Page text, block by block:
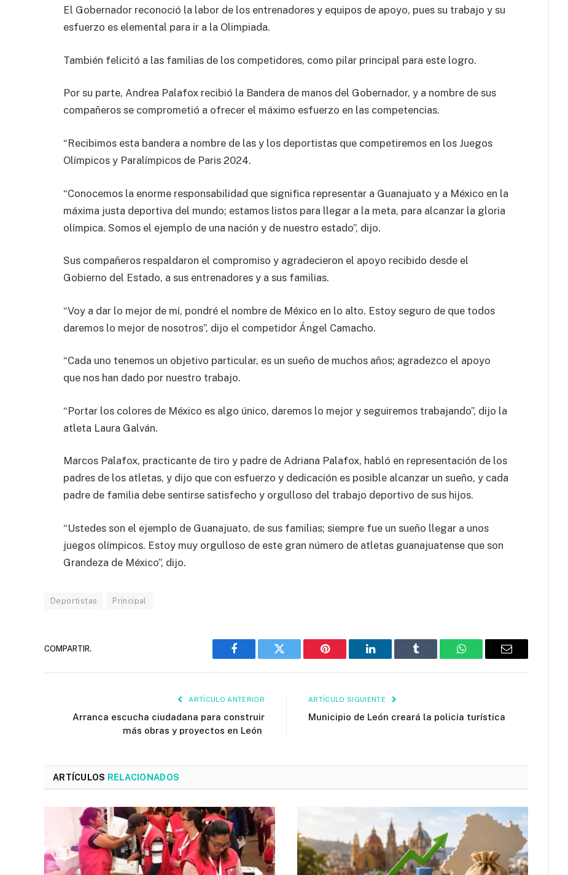
El Gobernador reconoció la labor de los entrenadores y equipos de apoyo, pues su trabajo y su
esfuerzo es elemental para ir a la Olimpiada.
También felicitó a las familias de los competidores, como pilar principal para este logro.
Por su parte, Andrea Palafox recibió la Bandera de manos del Gobernador, y a nombre de sus
compañeros se comprometió a ofrecer el máximo esfuerzo en las competencias.
“Recibimos esta bandera a nombre de las y los deportistas que competiremos en los Juegos
Olímpicos y Paralímpicos de Paris 2024.
“Conocemos la enorme responsabilidad que significa representar a Guanajuato y a México en la
máxima justa deportiva del mundo; estamos listos para llegar a la meta, para alcanzar la gloria
olímpica. Somos el ejemplo de una nación y de nuestro estado”, dijo.
Sus compañeros respaldaron el compromiso y agradecieron el apoyo recibido desde el
Gobierno del Estado, a sus entrenadores y a sus familias.
“Voy a dar lo mejor de mí, pondré el nombre de México en lo alto. Estoy seguro de que todos
daremos lo mejor de nosotros”, dijo el competidor Ángel Camacho.
“Cada uno tenemos un objetivo particular, es un sueño de muchos años; agradezco el apoyo
que nos han dado por nuestro trabajo.
“Portar los colores de México es algo único, daremos lo mejor y seguiremos trabajando”, dijo la
atleta Laura Galván.
Marcos Palafox, practicante de tiro y padre de Adriana Palafox, habló en representación de los
padres de los atletas, y dijo que con esfuerzo y dedicación es posible alcanzar un sueño, y cada
padre de familia debe sentirse satisfecho y orgulloso del trabajo deportivo de sus hijos.
“Ustedes son el ejemplo de Guanajuato, de sus familias; siempre fue un sueño llegar a unos
juegos olímpicos. Estoy muy orgulloso de este gran número de atletas guanajuatense que son
Grandeza de México”, dijo.
Deportistas Principal
COMPARTIR.
Facebook Twitter Pinterest LinkedIn Tumblr WhatsAppEmail
ARTÍCULO ANTERIOR
Arranca escucha ciudadana para construir
más obras y proyectos en León
ARTÍCULO SIGUIENTE
Municipio de León creará la policía turística
ARTÍCULOS RELACIONADOS